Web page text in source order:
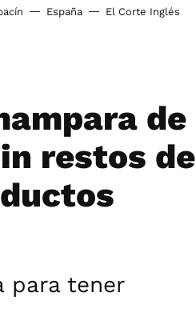
España El Corte Inglés
de
restos de
para tener